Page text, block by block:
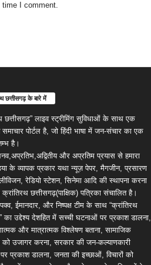
I comment.
छत्तीसगढ़ के बारे में
छत्तीसगढ़” लाइव स्ट्रीमिंग सुविधाओं के साथ एक
पोर्टल है, जो हिंदी भाषा में जन-संचार का एक
है।
और अप्रतिम प्रयास से हमारा
के व्यापक प्रकार यथा न्यूज़ पेपर, मैगजीन, प्रसारण
रेडियो स्टेशन, सिनेमा आदि की स्थापना करना
छत्तीसगढ़(पाक्षिक) पत्रिका संचालित है।
ईमानदार, और निष्पक्ष टीम के साथ “क्रांतिरथ
का उद्देश्य देशहित में सच्ची घटनाओं पर प्रकाश डालना,
और मात्रात्मक विश्लेषण बताना, सामाजिक
उजागर करना, सरकार की जन-कल्याणकारी
प्रकाश डालना, जनता की इच्छाओं, विचारों को